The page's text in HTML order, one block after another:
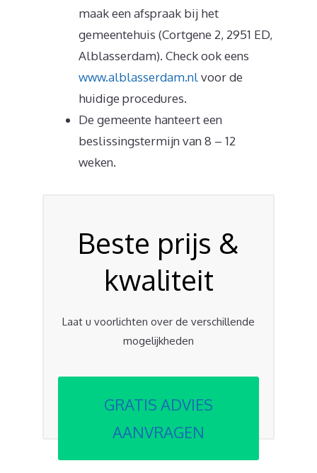
maak een afspraak bij het
gemeentehuis (Cortgene 2, 2951 ED,
Alblasserdam). Check ook eens
www.alblasserdam.nlvoor de
huidige procedures.
De gemeente hanteert een
beslissingstermijn van 8 – 12
weken.
Beste prijs &
kwaliteit
Laat u voorlichten over de verschillende
mogelijkheden
GRATIS ADVIES
AANVRAGEN